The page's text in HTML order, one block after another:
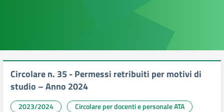
Circolare n. 35 - Permessi retribuiti per motivi di
studio – Anno 2024
2023/2024 Circolare per docenti e personale ATA